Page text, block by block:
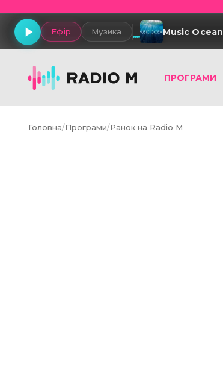
Ефір Музика Music Ocean
ПРОГРАМИ
Головна/Програми/Ранок на Radio M